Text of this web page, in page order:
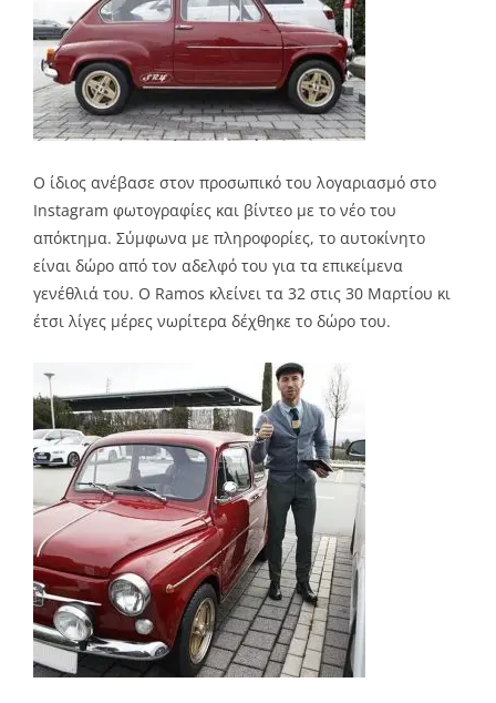
Ο ίδιος ανέβασε στον προσωπικό του λογαριασμό στο
Instagram φωτογραφίες και βίντεο με το νέο του
απόκτημα. Σύμφωνα με πληροφορίες, το αυτοκίνητο
είναι δώρο από τον αδελφό του για τα επικείμενα
γενέθλιά του. Ο Ramos κλείνει τα 32 στις 30 Μαρτίου κι
έτσι λίγες μέρες νωρίτερα δέχθηκε το δώρο του.